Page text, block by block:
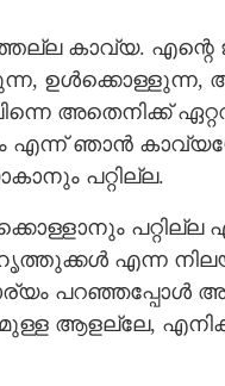
കാവ്യ. എന്റെ
ഉൾക്കൊള്ളുന്ന,
അതെനിക്ക്
ഞാൻ
പറ്റില്ല.
പറ്റില്ല
എന്ന
പറഞ്ഞപ്പോൾ
ആളല്ലേ,